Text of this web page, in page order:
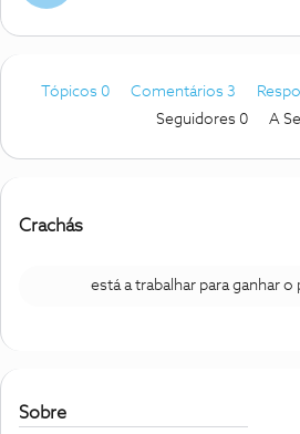
Tópicos 0 Comentários 3
Seguidores 0 A
Crachás
está a trabalhar para ganhar
Sobre